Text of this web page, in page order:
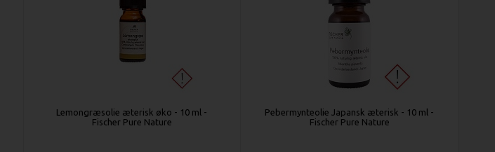
Lemongræsolie æterisk øko - 10 ml -
Fischer Pure Nature
Pebermynteolie Japansk æterisk - 10 ml -
Fischer Pure Nature